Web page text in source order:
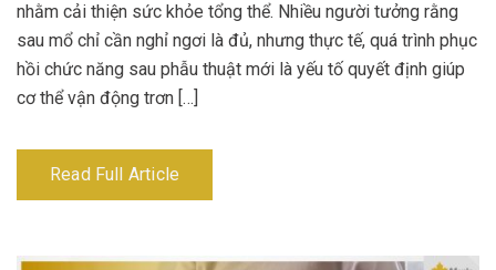
nhằm cải thiện sức khỏe tổng thể. Nhiều người tưởng rằng
sau mổ chỉ cần nghỉ ngơi là đủ, nhưng thực tế, quá trình phục
hồi chức năng sau phẫu thuật mới là yếu tố quyết định giúp
cơ thể vận động trơn […]
Read Full Article